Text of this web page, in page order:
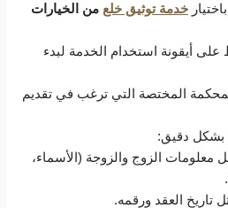
خدمة توثيق خلع من الخيارات
على أيقونة استخدام الخدمة لبدء
المختصة التي ترغب في تقديم
بشكل دقيق:
معلومات الزوج والزوجة (الأسماء،
تاريخ العقد ورقمه.